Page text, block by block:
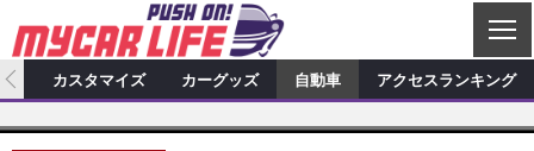
C
L
S
カーオーディオ
特集記事 新製品情報
カスタマイズ
カスタマイズ カーグッズ 自動車 アクセスランキング